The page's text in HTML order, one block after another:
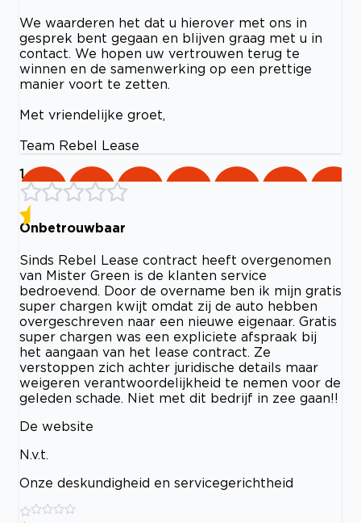
We waarderen het dat u hierover met ons in
gesprek bent gegaan en blijven graag met u in
contact. We hopen uw vertrouwen terug te
winnen en de samenwerking op een prettige
manier voort te zetten.
Met vriendelijke groet,
Team Rebel Lease
1
Onbetrouwbaar
Sinds Rebel Lease contract heeft overgenomen
van Mister Green is de klanten service
bedroevend. Door de overname ben ik mijn gratis
super chargen kwijt omdat zij de auto hebben
overgeschreven naar een nieuwe eigenaar. Gratis
super chargen was een expliciete afspraak bij
het aangaan van het lease contract. Ze
verstoppen zich achter juridische details maar
weigeren verantwoordelijkheid te nemen voor de
geleden schade. Niet met dit bedrijf in zee gaan!!
De website
N.v.t.
Onze deskundigheid en servicegerichtheid